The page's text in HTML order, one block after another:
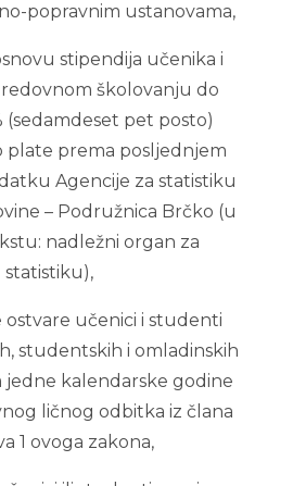
popravnim ustanovama,
stipendija učenika i
školovanju do
(sedamdeset pet posto)
plate prema posljednjem
Agencije za statistiku
– Podružnica Brčko (u
nadležni organ za
statistiku),
ostvare učenici i studenti
studentskih i omladinskih
kalendarske godine
ličnog odbitka iz člana
1 ovoga zakona,